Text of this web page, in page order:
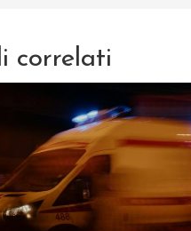
correlati